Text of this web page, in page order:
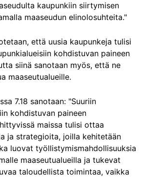
kaupunkiin siirtymisen
maaseudun elinolosuhteita."
että uusia kaupunkeja tulisi
kohdistuvan paineen
siinä sanotaan myös, että ne
maaseutualueille.
7.18 sanotaan: "Suuriin
kohdistuvan paineen
maissa tulisi ottaa
ja strategioita, joilla kehitetään
luovat työllistymismahdollisuuksia
maaseutualueilla ja tukevat
taloudellista toimintaa, vaikka